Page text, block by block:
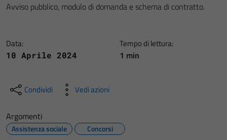
Avviso pubblico, modulo di domanda e schema di contratto.
Data:
10 Aprile 2024
Tempo di lettura:
1 min
Condividi Vedi azioni
Argomenti
Assistenza sociale Concorsi